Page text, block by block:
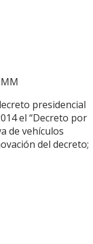
presidencial
el “Decreto por
de vehículos
del decreto;